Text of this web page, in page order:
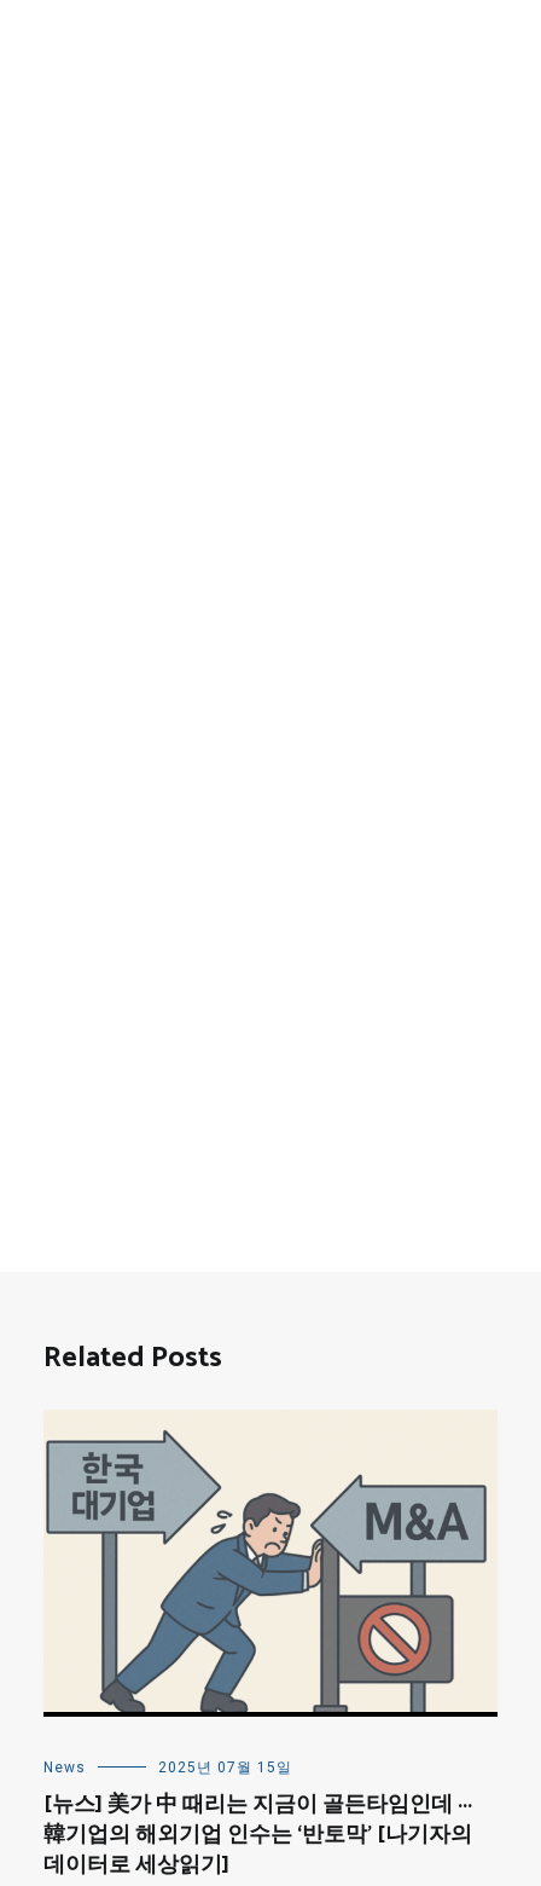
Related Posts
News 2025년 07월 15일
[뉴스] 美가 中 때리는 지금이 골든타임인데 ···
韓기업의 해외기업 인수는 ‘반토막’ [나기자의
데이터로 세상읽기]